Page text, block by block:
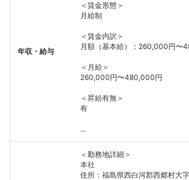
年収・給与
＜賃金形態＞
月給制
＜賃金内訳＞
月額（基本給）：260,000円〜
＜月給＞
260,000円〜480,000円
＜昇給有無＞
有
...
＜勤務地詳細＞
本社
住所：福島県西白河郡西郷村大